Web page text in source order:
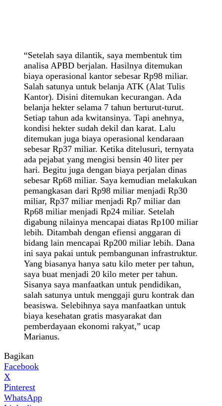
“Setelah saya dilantik, saya membentuk tim
analisa APBD berjalan. Hasilnya ditemukan
biaya operasional kantor sebesar Rp98 miliar.
Salah satunya untuk belanja ATK (Alat Tulis
Kantor). Disini ditemukan kecurangan. Ada
belanja hekter selama 7 tahun berturut-turut.
Setiap tahun ada kwitansinya. Tapi anehnya,
kondisi hekter sudah dekil dan karat. Lalu
ditemukan juga biaya operasional kendaraan
sebesar Rp37 miliar. Ketika ditelusuri, ternyata
ada pejabat yang mengisi bensin 40 liter per
hari. Begitu juga dengan biaya perjalan dinas
sebesar Rp68 miliar. Saya kemudian melakukan
pemangkasan dari Rp98 miliar menjadi Rp30
miliar, Rp37 miliar menjadi Rp7 miliar dan
Rp68 miliar menjadi Rp24 miliar. Setelah
digabung nilainya mencapai diatas Rp100 miliar
lebih. Ditambah dengan efiensi anggaran di
bidang lain mencapai Rp200 miliar lebih. Dana
ini saya pakai untuk pembangunan infrastruktur.
Yang biasanya hanya satu kilo meter per tahun,
saya buat menjadi 20 kilo meter per tahun.
Sisanya saya manfaatkan untuk pendidikan,
salah satunya untuk menggaji guru kontrak dan
beasiswa. Selebihnya saya manfaatkan untuk
biaya kesehatan gratis masyarakat dan
pemberdayaan ekonomi rakyat,” ucap
Marianus.
Bagikan
Facebook
X
Pinterest
WhatsApp